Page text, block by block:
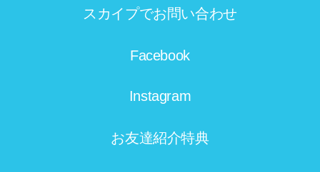
スカイプでお問い合わせ
Facebook
Instagram
お友達紹介特典